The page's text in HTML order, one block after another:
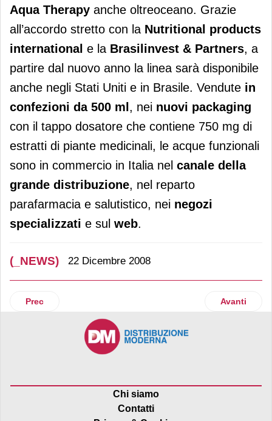
Aqua Therapy anche oltreoceano. Grazie
all’accordo stretto con la Nutritional products
international e la Brasilinvest & Partners, a
partire dal nuovo anno la linea sarà disponibile
anche negli Stati Uniti e in Brasile. Vendute in
confezioni da 500 ml, nei nuovi packaging
con il tappo dosatore che contiene 750 mg di
estratti di piante medicinali, le acque funzionali
sono in commercio in Italia nel canale della
grande distribuzione, nel reparto
parafarmacia e salutistico, nei negozi
specializzati e sul web.
(_NEWS) 22 Dicembre 2008
Articolo precedente: Campari
Prec Articolo
Avanti
Chi siamo
Contatti